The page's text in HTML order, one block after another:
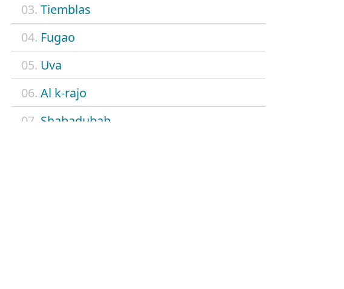
03. Tiemblas
04. Fugao
05. Uva
06. Al k-rajo
07. Shabadubab